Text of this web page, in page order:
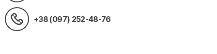
+38 (097) 252-48-76